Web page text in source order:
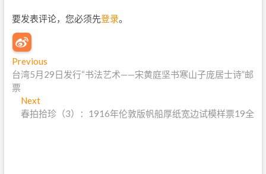
要发表评论，您必须先登录。
文
章
导
航
Previous
r
i
台湾5月29日发行“书法艺术——宋黄庭坚书寒山子庞居士诗”邮
票
Next
e
春拍拾珍（3）：1916年伦敦版帆船厚纸宽边试模样票19全